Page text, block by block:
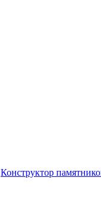
Конструктор